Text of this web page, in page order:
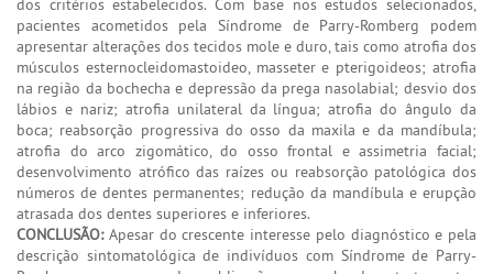
dos critérios estabelecidos. Com base nos estudos selecionados,
pacientes acometidos pela Síndrome de Parry-Romberg podem
apresentar alterações dos tecidos mole e duro, tais como atrofia dos
músculos esternocleidomastoideo, masseter e pterigoideos; atrofia
na região da bochecha e depressão da prega nasolabial; desvio dos
lábios e nariz; atrofia unilateral da língua; atrofia do ângulo da
boca; reabsorção progressiva do osso da maxila e da mandíbula;
atrofia do arco zigomático, do osso frontal e assimetria facial;
desenvolvimento atrófico das raízes ou reabsorção patológica dos
números de dentes permanentes; redução da mandíbula e erupção
atrasada dos dentes superiores e inferiores.
CONCLUSÃO:Apesar do crescente interesse pelo diagnóstico e pela
descrição sintomatológica de indivíduos com Síndrome de Parry-